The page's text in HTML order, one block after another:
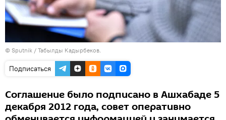
© Sputnik / Табылды Кадырбеков.
Подписаться
Соглашение было подписано в Ашхабаде 5
декабря 2012 года, совет оперативно